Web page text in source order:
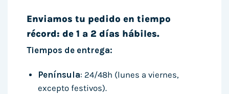
Enviamos tu pedido en tiempo
récord: de 1 a 2 días hábiles.
Tiempos de entrega:
Península: 24/48h (lunes a viernes,
excepto festivos).